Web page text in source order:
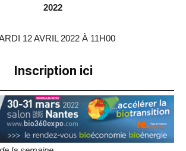
2022
12 AVRIL 2022 À 11H00
Inscription ici